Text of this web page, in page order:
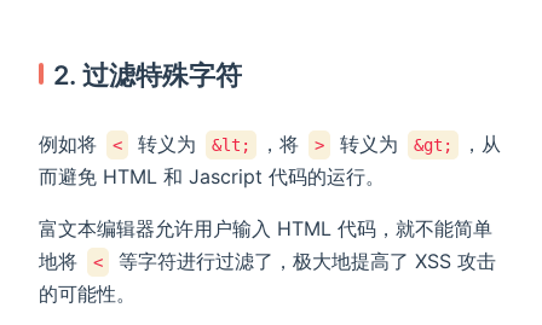
2. 过滤特殊字符
例如将 < 转义为 &lt; ，将 > 转义为 &gt;
，从
而避免 HTML 和 Jascript 代码的运行。
富文本编辑器允许用户输入 HTML 代码，就不能简单
地将
<
等字符进行过滤了，极大地提高了 XSS 攻击
的可能性。